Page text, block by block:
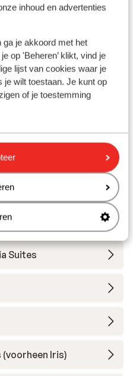
inhoud en advertenties
je akkoord met het
op 'Beheren’ klikt, vind je
lijst van cookies waar je
je wilt toestaan. Je kunt op
of je toestemming
in Lefkas
Suites
Iris)